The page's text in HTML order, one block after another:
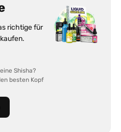
richtige für
Shisha?
besten Kopf